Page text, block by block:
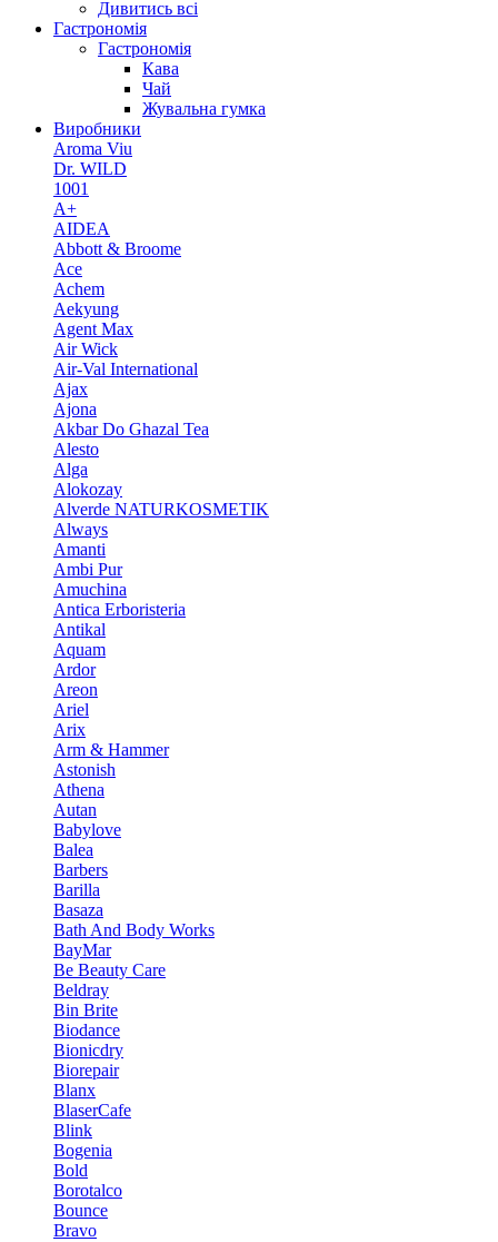
Дивитись всі
Гастрономія
Гастрономія
Кава
Чай
Жувальна гумка
Виробники
Aroma Viu
Dr. WILD
1001
A+
AIDEA
Abbott & Broome
Ace
Achem
Aekyung
Agent Max
Air Wick
Air-Val International
Ajax
Ajona
Akbar Do Ghazal Tea
Alesto
Alga
Alokozay
Alverde NATURKOSMETIK
Always
Amanti
Ambi Pur
Amuchina
Antica Erboristeria
Antikal
Aquam
Ardor
Areon
Ariel
Arix
Arm & Hammer
Astonish
Athena
Autan
Babylove
Balea
Barbers
Barilla
Basaza
Bath And Body Works
BayMar
Be Beauty Care
Beldray
Bin Brite
Biodance
Bionicdry
Biorepair
Blanx
BlaserCafe
Blink
Bogenia
Bold
Borotalco
Bounce
Bravo